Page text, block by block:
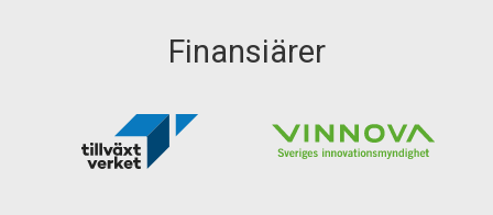
Finansiärer